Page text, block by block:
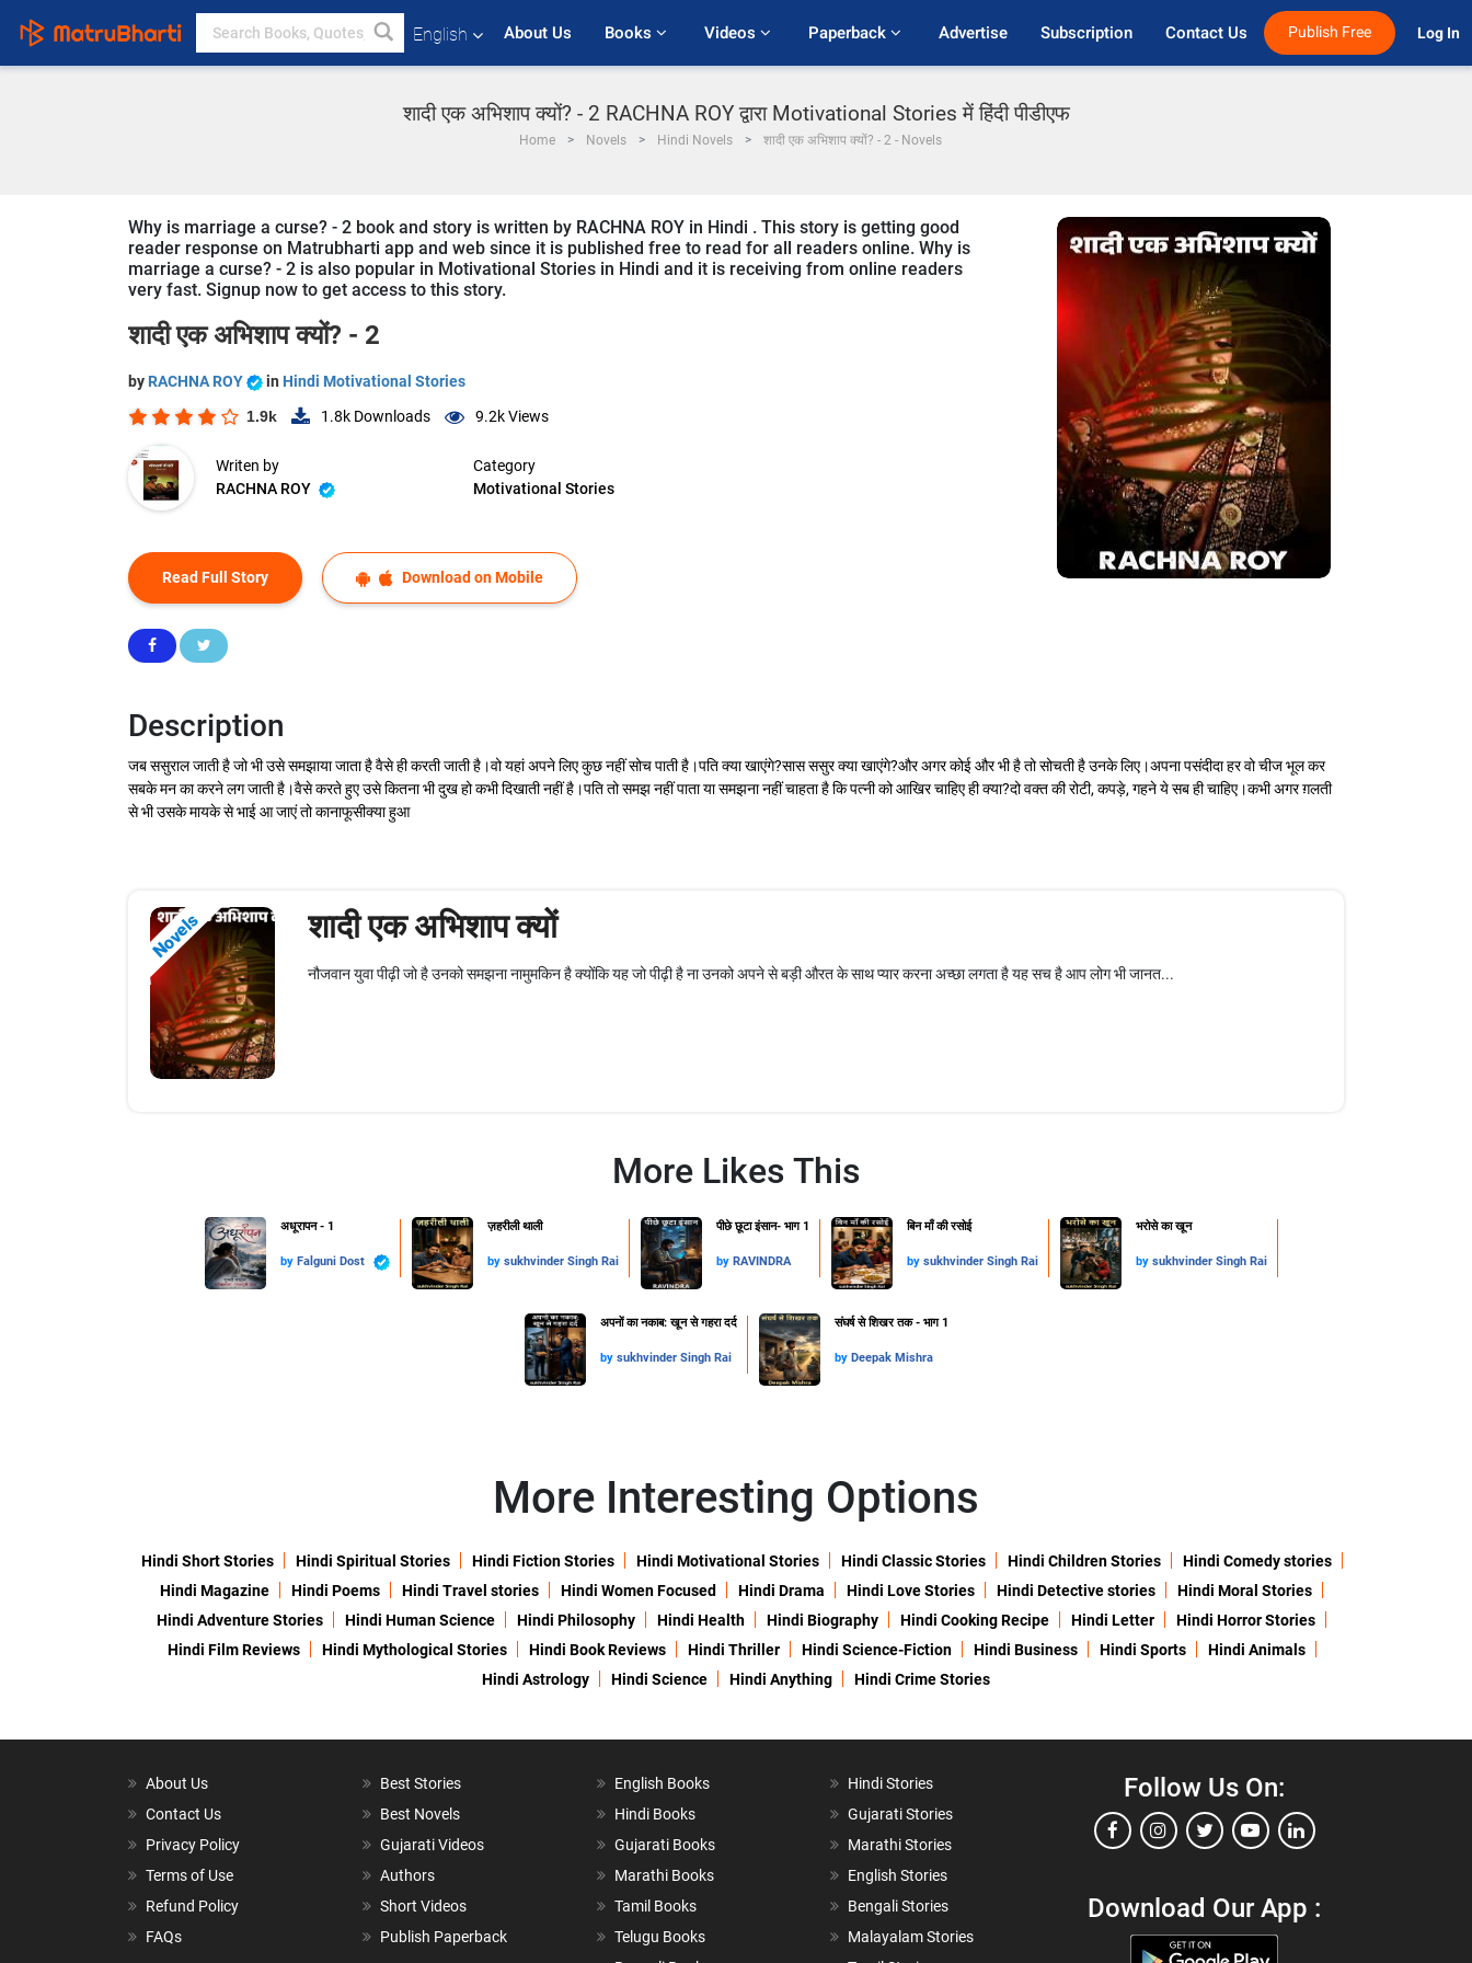
English About Us Books Videos Paperback Advertise Subscription Contact Us Publish Free Log In
शादी एक अभिशाप क्यों? - 2 RACHNA ROY द्वारा Motivational Stories में हिंदी पीडीएफ
Home Novels Hindi Novels शादी एक अभिशाप क्यों? - 2 - Novels
Why is marriage a curse? - 2 book and story is written by RACHNA ROY in Hindi . This story is getting good
reader response on Matrubharti app and web since it is published free to read for all readers online. Why is
marriage a curse? - 2 is also popular in Motivational Stories in Hindi and it is receiving from online readers
very fast. Signup now to get access to this story.
शादी एक अभिशाप क्यों? - 2
by RACHNA ROY in Hindi Motivational Stories
1.9k 1.8k Downloads 9.2kViews
Writen by
RACHNA ROY
Category
Motivational Stories
Read Full Story Download on Mobile
Description
जब ससुराल जाती है जो भी उसे समझाया जाता है वैसे ही करती जाती है।वो यहां अपने लिए कुछ नहीं सोच पाती है।पति क्या खाएंगे?सास ससुर क्या खाएंगे?और अगर कोई और भी है तो सोचती है उनके लिए।अपना पसंदीदा हर वो चीज भूल कर
सबके मन का करने लग जाती है।वैसे करते हुए उसे कितना भी दुख हो कभी दिखाती नहीं है।पति तो समझ नहीं पाता या समझना नहीं चाहता है कि पत्नी को आखिर चाहिए ही क्या?दो वक्त की रोटी, कपड़े, गहने ये सब ही चाहिए।कभी अगर ग़लती
से भी उसके मायके से भाई आ जाएं तो कानाफूसीक्या हुआ
Novels शादी एक अभिशाप क्यों
नौजवान युवा पीढ़ी जो है उनको समझना नामुमकिन है क्योंकि यह जो पीढ़ी है ना उनको अपने से बड़ी औरत के साथ प्यार करना अच्छा लगता है यह सच है आप लोग भी जानत...
More Likes This
अधूरापन - 1
by Falguni Dost
ज़हरीली थाली
by sukhvinder Singh Rai
पीछे छूटा इंसान- भाग 1
by RAVINDRA
​बिन माँ की रसोई
by sukhvinder Singh Rai
​भरोसे का खून
by sukhvinder Singh Rai
अपनों का नकाब: खून से गहरा दर्द
by sukhvinder Singh Rai
संघर्ष से शिखर तक - भाग 1
by Deepak Mishra
More Interesting Options
Hindi Short Stories Hindi Spiritual Stories Hindi Fiction Stories Hindi Motivational Stories Hindi Classic Stories Hindi Children Stories
Hindi Comedy stories
Hindi Magazine
Hindi Poems Hindi Travel stories Hindi Women Focused Hindi Drama Hindi Love Stories Hindi Detective stories
Hindi Moral Stories
Hindi Adventure Stories
Hindi Human Science Hindi Philosophy Hindi Health Hindi Biography Hindi Cooking Recipe Hindi Letter
Hindi Horror Stories
Hindi Film Reviews
Hindi Mythological Stories Hindi Book Reviews Hindi Thriller Hindi Science-Fiction Hindi Business Hindi Sports
Hindi Animals
Hindi Astrology
Hindi Science Hindi Anything Hindi Crime Stories
About Us
Contact Us
Privacy Policy
Terms of Use
Refund Policy
FAQs
Best Stories
Best Novels
Gujarati Videos
Authors
Short Videos
Publish Paperback
English Books
Hindi Books
Gujarati Books
Marathi Books
Tamil Books
Telugu Books
Hindi Stories
Gujarati Stories
Marathi Stories
English Stories
Bengali Stories
Malayalam Stories
Follow Us On:
Download Our App :